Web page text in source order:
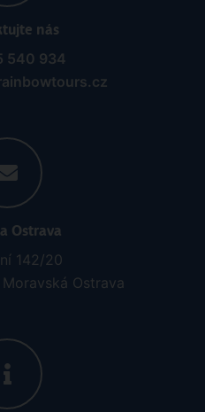
nás
540 934
Ostrava
142/20
Ostrava